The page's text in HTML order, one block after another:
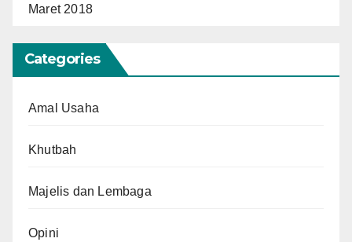
Maret 2018
Categories
Amal Usaha
Khutbah
Majelis dan Lembaga
Opini